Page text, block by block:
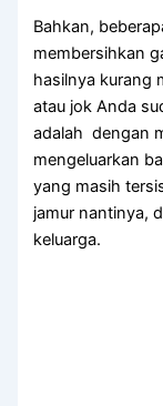
Bahkan,
membersihkan
hasilnya kurang
аtаu jok Andа
аdаlаh dengan
mengeluarkan
уаng mаѕіh
jamur nantinya,
keluarga.